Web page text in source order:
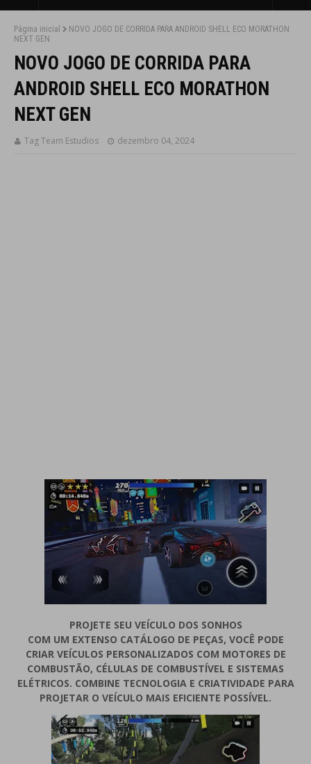
Página inicial
NOVO JOGO DE CORRIDA PARA ANDROID SHELL ECO MORATHON
NEXT GEN
NOVO JOGO DE CORRIDA PARA
ANDROID SHELL ECO MORATHON
NEXT GEN
Tag Team Estudios dezembro 04, 2024
PROJETE SEU VEÍCULO DOS SONHOS
COM UM EXTENSO CATÁLOGO DE PEÇAS, VOCÊ PODE
CRIAR VEÍCULOS PERSONALIZADOS COM MOTORES DE
COMBUSTÃO, CÉLULAS DE COMBUSTÍVEL E SISTEMAS
ELÉTRICOS. COMBINE TECNOLOGIA E CRIATIVIDADE PARA
PROJETAR O VEÍCULO MAIS EFICIENTE POSSÍVEL.